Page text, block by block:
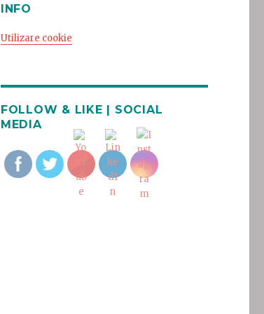
INFO
Utilizare cookie
FOLLOW & LIKE | SOCIAL
MEDIA